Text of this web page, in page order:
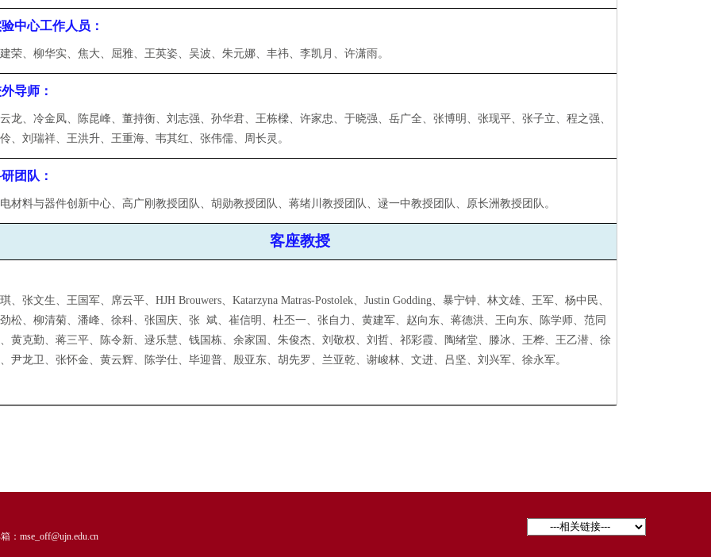
中心工作人员：
荣、柳华实、焦大、屈雅、 王英姿、吴波、朱元娜、丰祎、李凯月 、许潇雨。
导师：
龙、冷金凤、 陈昆峰、董持衡、刘志强、孙华君、 王栋樑、许家忠、于晓强、岳广全、张博明 、张现平、张子立、程之强、
、刘瑞祥、 王洪升、 王重海、韦其红、张伟儒、 周长灵 。
团队：
材料与器件创新中心、 高广刚教授团队、胡勋教授团队、蒋绪川教授团队、逯一中教授团队、 原长洲教授团队。
客座教授
、张文生、王国军、席云平、HJH Brouwers、Katarzyna Matras-Postolek、Justin Godding、暴宁钟、林文雄、王军、杨中民、
松、柳清菊、潘峰、徐科、张国庆、张 斌、崔信明、杜丕一、张自力、黄建军、赵向东、蒋德洪、王向东、陈学师、范同
黄克勤、蒋三平、陈令新、逯乐慧、钱国栋、余家国、朱俊杰、刘敬权、刘哲、祁彩霞、陶绪堂、滕冰、王桦、王乙潜、徐
尹龙卫、张怀金、黄云辉、陈学仕、毕迎普、殷亚东、胡先罗、兰亚乾、谢峻林、文进、吕坚、刘兴军、徐永军。
：mse_off@ujn.edu.cn